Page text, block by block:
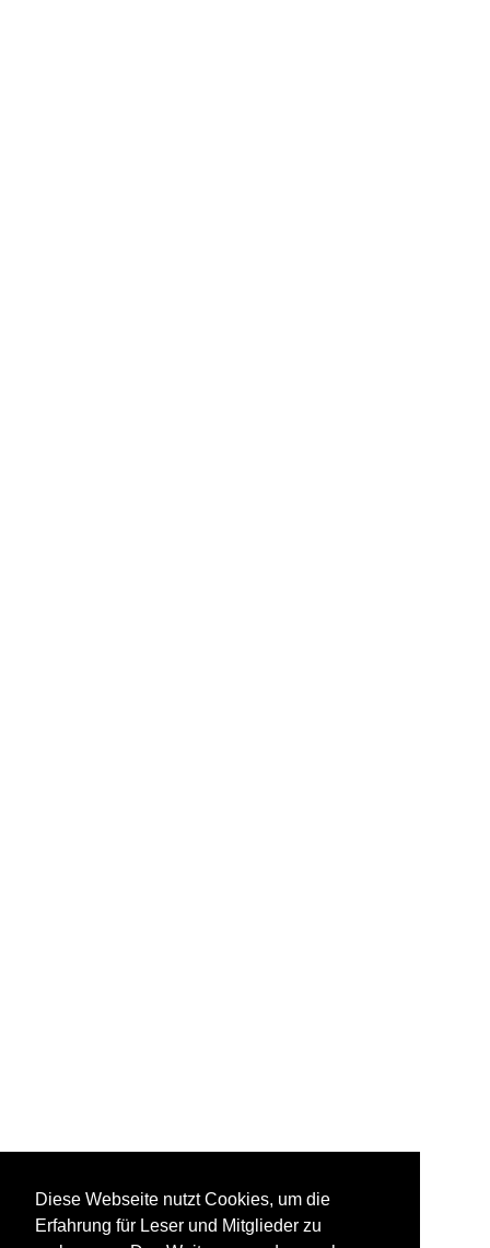
Diese Webseite nutzt Cookies, um die
Erfahrung für Leser und Mitglieder zu